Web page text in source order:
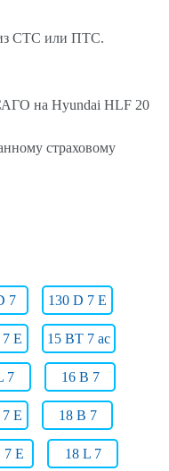
СТС или ПТС.
на Hyundai HLF 20
страховому
7 130 D 7 E
E 15 BT 7 ac
7 16 B 7
E 18 B 7
7 E 18 L 7